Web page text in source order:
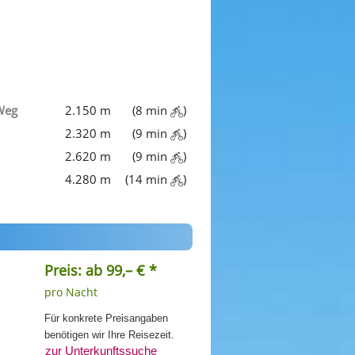
2.150 m (8 min
)
2.320 m
(9 min
)
2.620 m
(9 min
)
4.280 m
(14 min )
Preis: ab 99,– € *
pro Nacht
Für konkrete Preisangaben
benötigen wir Ihre Reisezeit.
zur Unterkunftssuche